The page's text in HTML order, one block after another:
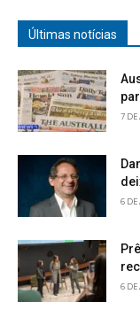
Últimas notícias
7 DE
6 DE
6 DE